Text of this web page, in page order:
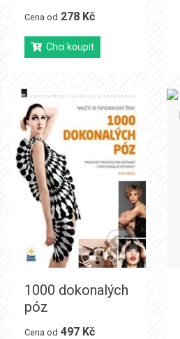
Cena od 278 Kč
Chci koupit
1000 dokonalých
póz
Cena od 497 Kč